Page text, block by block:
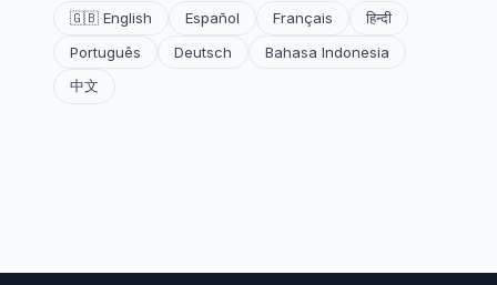
🇬🇧 English Español Français
हिन्दी
Português
Deutsch
Bahasa Indonesia
中文